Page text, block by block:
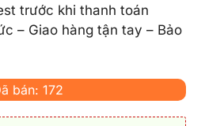
trước khi thanh toán
– Giao hàng tận tay – Bảo
bán: 172